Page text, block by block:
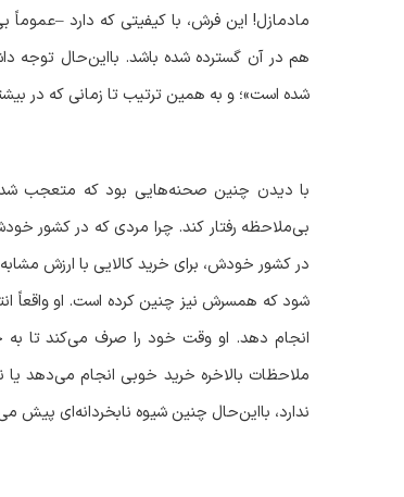
مادمازل! این فرش، با کیفیتی که دارد
هم در آن گسترده شده باشد. بااین‌حال توجه
شده است»؛ و به همین ترتیب تا زمانی که در
با دیدن چنین صحنه‌هایی بود که متعجب
بی‌ملاحظه رفتار کند. چرا مردی که در کشور
در کشور خودش، برای خرید کالایی با ارزش
شود که همسرش نیز چنین کرده است. او واقعاً
انجام دهد. او وقت خود را صرف می‌کند تا به
ملاحظات بالاخره خرید خوبی انجام می‌دهد یا
ندارد، بااین‌حال چنین شیوه نابخردانه‌ای پیش